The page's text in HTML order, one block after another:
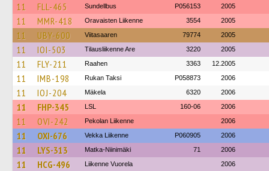
11 FLL-465 Sundellbus P056153 2005
11 MMR-418 Oravaisten Liikenne 3554 2005
11 UBY-600 Viitasaaren 79774 2005
11 IOI-503 Tilausliikenne Are 3220 2005
11 FLY-211 Raahen 3363 12.2005
11 IMB-198 Rukan Taksi P058873 2006
11 IOJ-204 Mäkela 6320 2006
11 FHP-345 LSL 160-06 2006
11 OVI-242 Pekolan Liikenne 2006
11 OXI-676 Vekka Liikenne P060905 2006
11 LYS-313 Matka-Niinimäki 71 2006
11 HCG-496 Liikenne Vuorela 2006